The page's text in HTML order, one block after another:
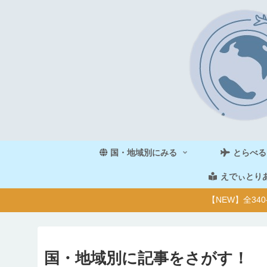
国・地域別にみる とらべる
えでぃとり
【NEW】全
国・地域別に記事をさがす！